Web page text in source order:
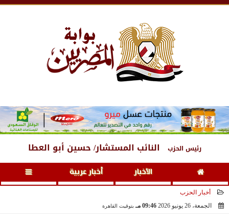
رئيس الحزب النائب المستشار/ حسين أبو العطا
الأخبار أخبار عربية
أخبار الحزب
الجمعة، 26 يونيو 2026
09:46 مـ بتوقيت القاهرة